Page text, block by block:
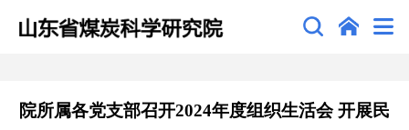
院所属各党支部召开2024年度组织生活会 开展民